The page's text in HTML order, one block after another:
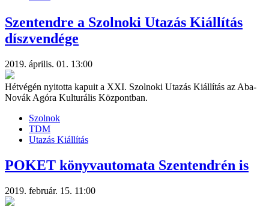
Szentendre a Szolnoki Utazás Kiállítás
díszvendége
2019. április. 01. 13:00
Hétvégén nyitotta kapuit a XXI. Szolnoki Utazás Kiállítás az Aba-
Novák Agóra Kulturális Központban.
Szolnok
TDM
Utazás Kiállítás
POKET könyvautomata Szentendrén is
2019. február. 15. 11:00